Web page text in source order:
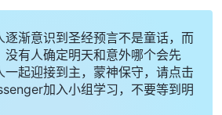
逐渐意识到圣经预言不是童话，而
没有人确定明天和意外哪个会先
一起迎接到主，蒙神保守，请点击
加入小组学习，不要等到明